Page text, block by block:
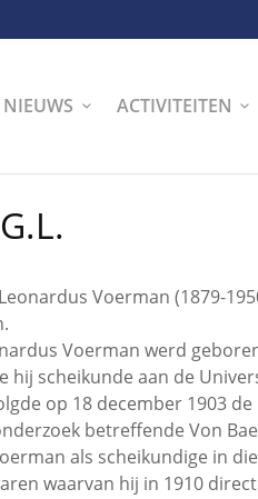
NIEUWS ACTIVITEITEN
Voerman (1879-
Voerman werd
hij scheikunde aan de
op 18 december 1903
betreffende Von
als scheikundige in
waarvan hij in 1910